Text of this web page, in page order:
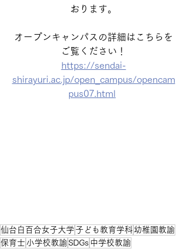
おります。
オープンキャンパスの詳細はこちらを
ご覧ください！
https://sendai-
shirayuri.ac.jp/open_campus/opencam
pus07.html
仙台白百合女子大学子ども教育学科幼稚園教諭
保育士 小学校教諭SDGs 中学校教諭